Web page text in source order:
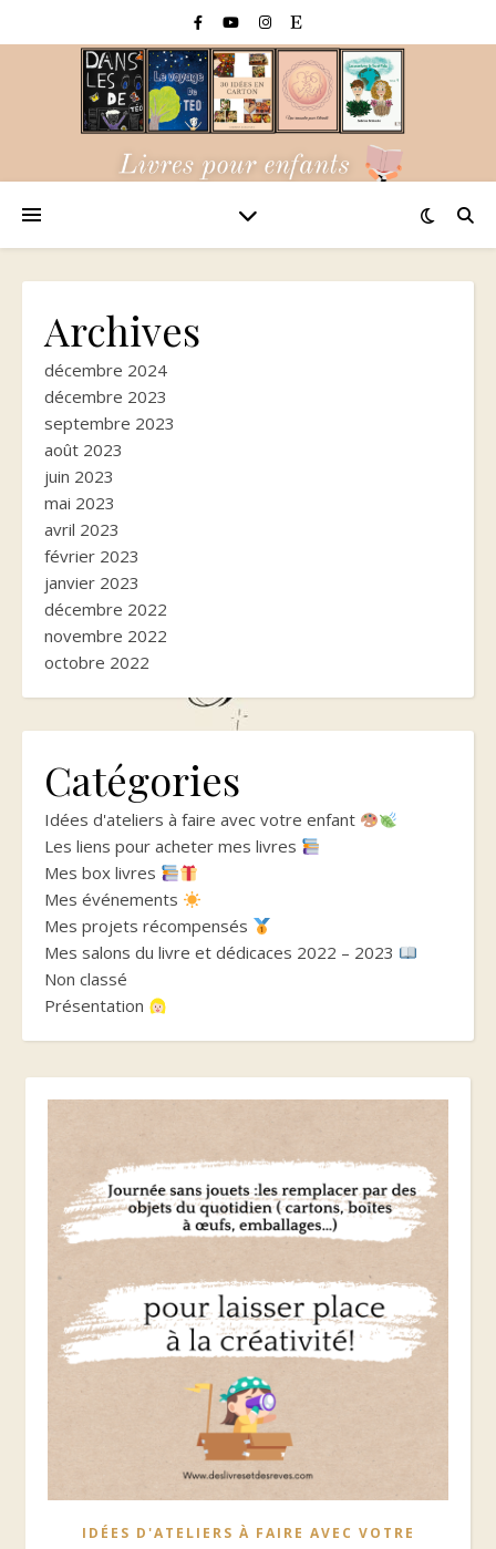
Archives
décembre 2024
décembre 2023
septembre 2023
août 2023
juin 2023
mai 2023
avril 2023
février 2023
janvier 2023
décembre 2022
novembre 2022
octobre 2022
Catégories
Idées d'ateliers à faire avec votre enfant
Les liens pour acheter mes livres
Mes box livres
Mes événements
Mes projets récompensés
Mes salons du livre et dédicaces 2022 – 2023
Non classé
Présentation
IDÉES D'ATELIERS À FAIRE AVEC VOTRE